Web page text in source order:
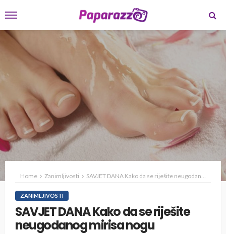
Home Zanimljivosti SAVJET DANA Kako da se riješite neugodanog mirisa nogu
ZANIMLJIVOSTI
SAVJET DANA Kako da se riješite
neugodanog mirisa nogu